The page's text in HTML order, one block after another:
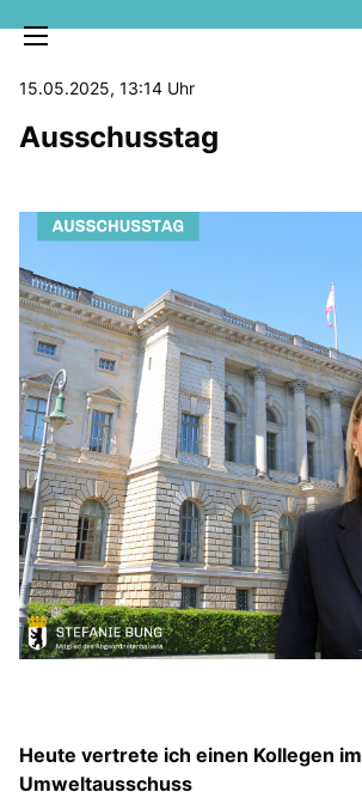
MELDUNGEN
SOZIALE MEDIEN
KLARTEXT
15.05.2025, 13:14 Uhr
Ausschusstag
Heute vertrete ich einen Kollegen im
Umweltausschuss